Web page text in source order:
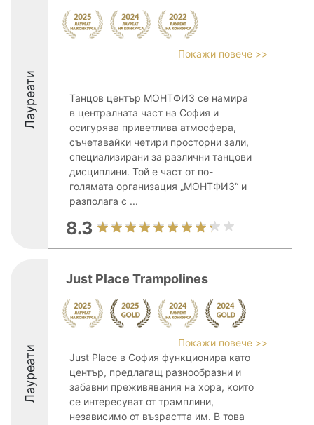
Лауреати
Покажи повече >>
Танцов център МОНТФИЗ се намира
в централната част на София и
осигурява приветлива атмосфера,
съчетавайки четири просторни зали,
специализирани за различни танцови
дисциплини. Той е част от по-
голямата организация „МОНТФИЗ“ и
разполага с ...
8.3
Лауреати
Just Place Trampolines
Покажи повече >>
Just Place в София функционира като
център, предлагащ разнообразни и
забавни преживявания на хора, които
се интересуват от трамплини,
независимо от възрастта им. В това